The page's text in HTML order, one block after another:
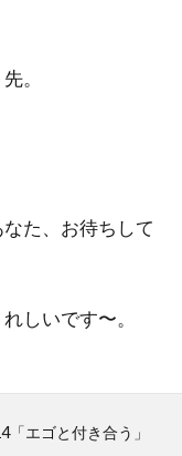
。
た、お待ちして
しいです〜。
エゴと付き合う」